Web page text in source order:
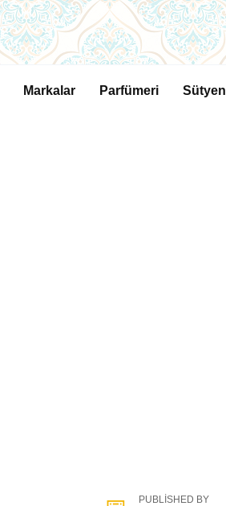
Markalar Parfümeri Sütyen
PUBLISHED BY